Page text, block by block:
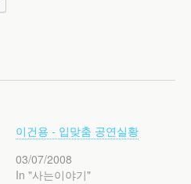
이건용 - 입맞춤 공연실황
03/07/2008
In "사는이야기"